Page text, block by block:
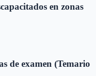
en zonas
de examen (Temario